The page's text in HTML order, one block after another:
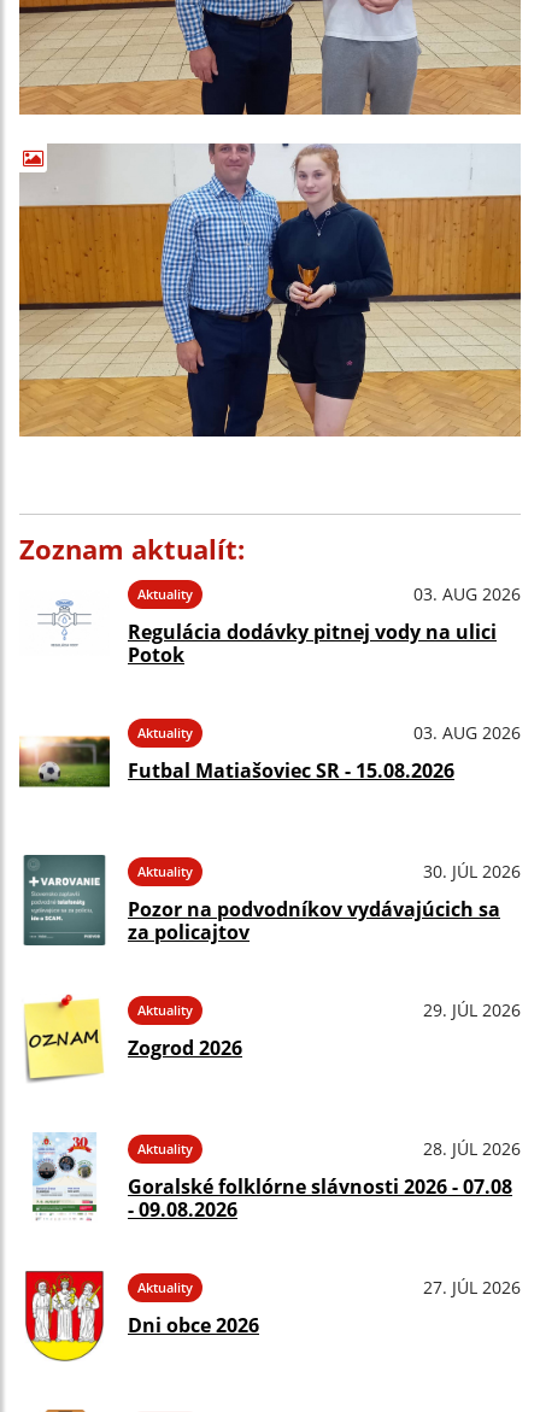
Zoznam aktualít:
Aktuality 03. AUG 2026
Regulácia dodávky pitnej vody na ulici
Potok
Aktuality 03. AUG 2026
Futbal Matiašoviec SR - 15.08.2026
Aktuality 30. JÚL 2026
Pozor na podvodníkov vydávajúcich sa
za policajtov
Aktuality 29. JÚL 2026
Zogrod 2026
Aktuality 28. JÚL 2026
Goralské folklórne slávnosti 2026 - 07.08
- 09.08.2026
Aktuality 27. JÚL 2026
Dni obce 2026